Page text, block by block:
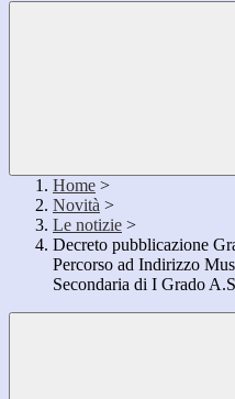
Home >
Novità >
Le notizie >
Decreto pubblicazione
Percorso ad Indirizzo
Secondaria di I Grado